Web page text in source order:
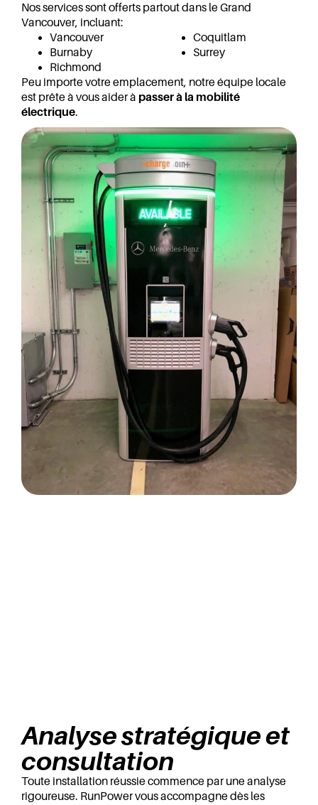
Nos services sont offerts partout dans le Grand
Vancouver, incluant:
Vancouver
Burnaby
Richmond
Coquitlam
Surrey
Peu importe votre emplacement, notre équipe locale
est prête à vous aider à passer à la mobilité
électrique.
Analyse stratégique et
consultation
Toute installation réussie commence par une analyse
rigoureuse. RunPower vous accompagne dès les